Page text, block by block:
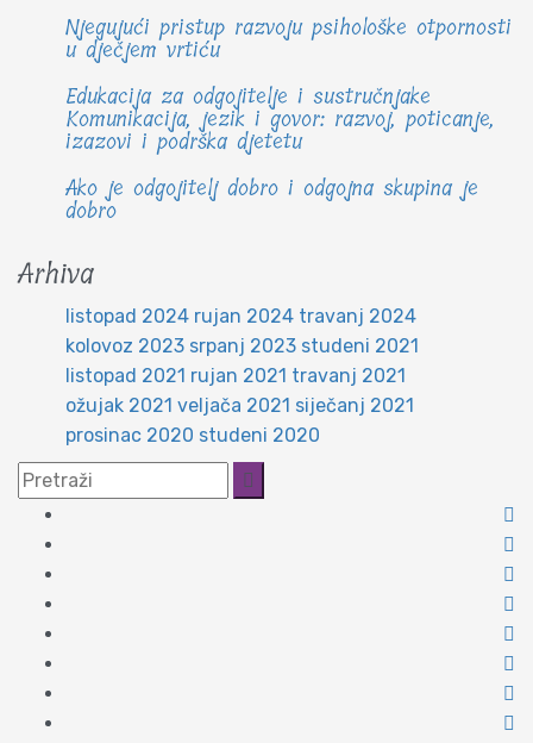
Njegujući pristup razvoju psihološke otpornosti
u dječjem vrtiću
Edukacija za odgojitelje i sustručnjake
Komunikacija, jezik i govor: razvoj, poticanje,
izazovi i podrška djetetu
Ako je odgojitelj dobro i odgojna skupina je
dobro
Arhiva
listopad 2024 rujan 2024 travanj 2024
kolovoz 2023 srpanj 2023 studeni 2021
listopad 2021 rujan 2021 travanj 2021
ožujak 2021 veljača 2021 siječanj 2021
prosinac 2020 studeni 2020